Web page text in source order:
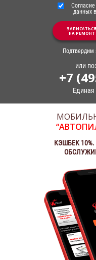
данных
ЗАПИСАТЬСЯ
НА РЕМОНТ
Подтвердим
или
+7
Единая
КЭШБЕК